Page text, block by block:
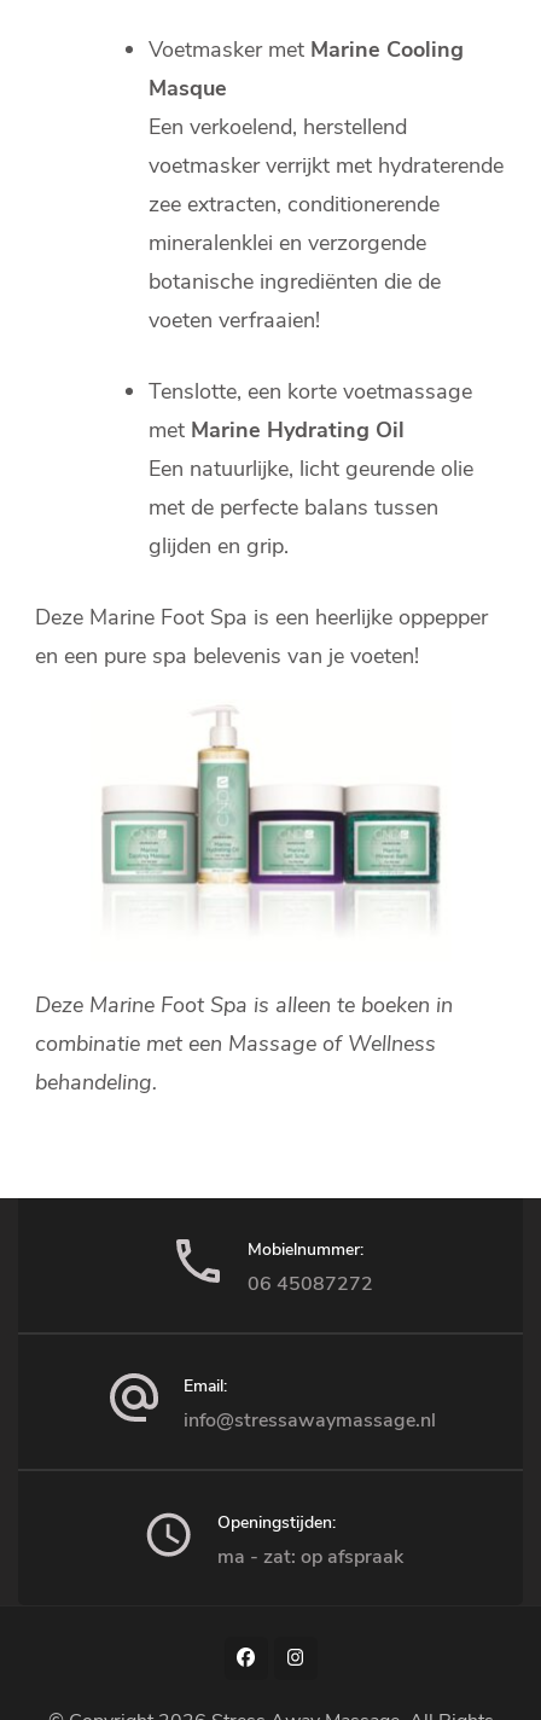
Voetmasker met Marine Cooling
Masque
Een verkoelend, herstellend
voetmasker verrijkt met hydraterende
zee extracten, conditionerende
mineralenklei en verzorgende
botanische ingrediënten die de
voeten verfraaien!
Tenslotte, een korte voetmassage
met Marine Hydrating Oil
Een natuurlijke, licht geurende olie
met de perfecte balans tussen
glijden en grip.
Deze Marine Foot Spa is een heerlijke oppepper
en een pure spa belevenis van je voeten!
Deze Marine Foot Spa is alleen te boeken in
combinatie met een Massage of Wellness
behandeling.
Mobielnummer:
06 45087272
Email:
info@stressawaymassage.nl
Openingstijden:
ma - zat: op afspraak